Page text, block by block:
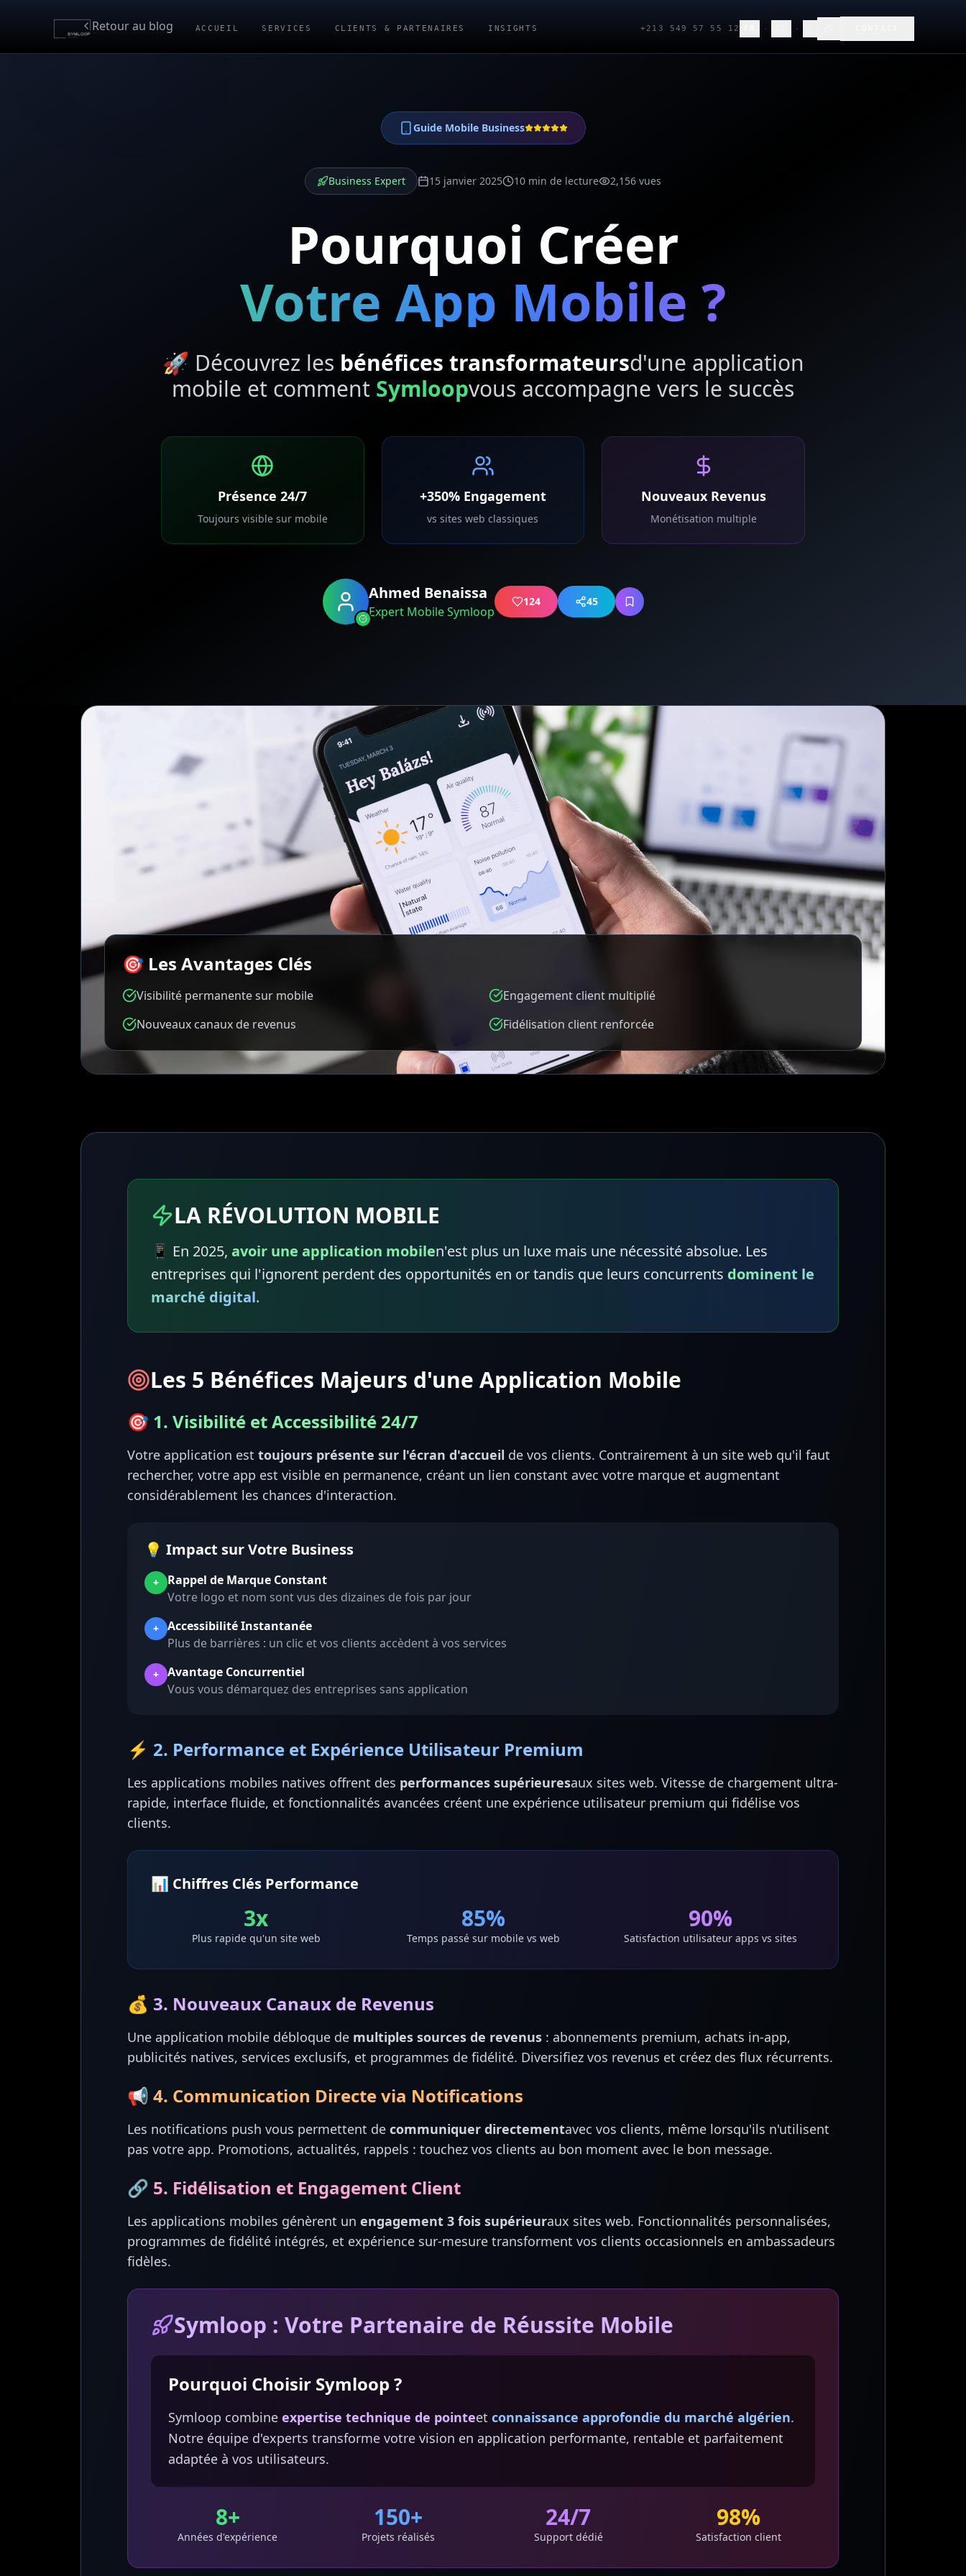
ACCUEIL SERVICES CLIENTS & PARTENAIRES INSIGHTS +213 549 57 55 12 · ·
Retour au blog
Guide Mobile Business
Business Expert 15 janvier 2025 10 min de lecture 2,156 vues
Pourquoi Créer
Votre App Mobile ?
🚀 Découvrez les bénéfices transformateursd'une application
mobile et comment Symloopvous accompagne vers le succès
Présence 24/7
Toujours visible sur mobile
+350% Engagement
vs sites web classiques
Nouveaux Revenus
Monétisation multiple
Ahmed Benaissa
Expert Mobile Symloop
124 45
🎯 Les Avantages Clés
Visibilité permanente sur mobile
Engagement client multiplié
Nouveaux canaux de revenus
Fidélisation client renforcée
LA RÉVOLUTION MOBILE
📱 En 2025, avoir une application mobilen'est plus un luxe mais une nécessité absolue. Les
entreprises qui l'ignorent perdent des opportunités en or tandis que leurs concurrents dominent le
marché digital.
Les 5 Bénéfices Majeurs d'une Application Mobile
🎯 1. Visibilité et Accessibilité 24/7
Votre application est toujours présente sur l'écran d'accueil de vos clients. Contrairement à un site web qu'il faut
rechercher, votre app est visible en permanence, créant un lien constant avec votre marque et augmentant
considérablement les chances d'interaction.
💡 Impact sur Votre Business
+
Rappel de Marque Constant
Votre logo et nom sont vus des dizaines de fois par jour
+
Accessibilité Instantanée
Plus de barrières : un clic et vos clients accèdent à vos services
+
Avantage Concurrentiel
Vous vous démarquez des entreprises sans application
⚡ 2. Performance et Expérience Utilisateur Premium
Les applications mobiles natives offrent des performances supérieuresaux sites web. Vitesse de chargement ultra-
rapide, interface fluide, et fonctionnalités avancées créent une expérience utilisateur premium qui fidélise vos
clients.
📊 Chiffres Clés Performance
3x
Plus rapide qu'un site web
85%
Temps passé sur mobile vs web
90%
Satisfaction utilisateur apps vs sites
💰 3. Nouveaux Canaux de Revenus
Une application mobile débloque de multiples sources de revenus : abonnements premium, achats in-app,
publicités natives, services exclusifs, et programmes de fidélité. Diversifiez vos revenus et créez des flux récurrents.
📢 4. Communication Directe via Notifications
Les notifications push vous permettent de communiquer directementavec vos clients, même lorsqu'ils n'utilisent
pas votre app. Promotions, actualités, rappels : touchez vos clients au bon moment avec le bon message.
🔗 5. Fidélisation et Engagement Client
Les applications mobiles génèrent un engagement 3 fois supérieuraux sites web. Fonctionnalités personnalisées,
programmes de fidélité intégrés, et expérience sur-mesure transforment vos clients occasionnels en ambassadeurs
fidèles.
Symloop : Votre Partenaire de Réussite Mobile
Pourquoi Choisir Symloop ?
Symloop combine expertise technique de pointeet connaissance approfondie du marché algérien.
Notre équipe d'experts transforme votre vision en application performante, rentable et parfaitement
adaptée à vos utilisateurs.
8+
Années d'expérience
150+
Projets réalisés
24/7
Support dédié
98%
Satisfaction client